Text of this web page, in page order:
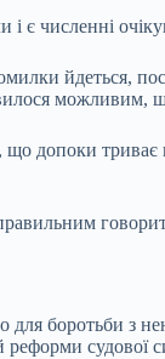
є численні
йдеться,
можливим,
допоки триває
для боротьби з
судової